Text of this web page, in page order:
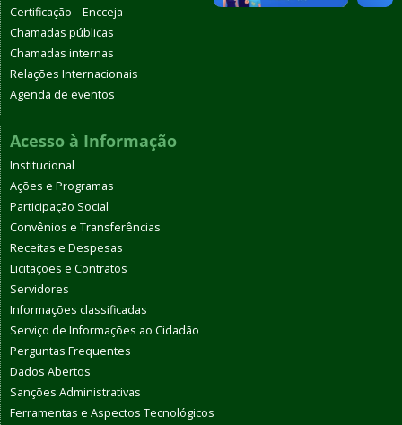
Certificação – Encceja
Chamadas públicas
Chamadas internas
Relações Internacionais
Agenda de eventos
Acesso à Informação
Institucional
Ações e Programas
Participação Social
Convênios e Transferências
Receitas e Despesas
Licitações e Contratos
Servidores
Informações classificadas
Serviço de Informações ao Cidadão
Perguntas Frequentes
Dados Abertos
Sanções Administrativas
Ferramentas e Aspectos Tecnológicos